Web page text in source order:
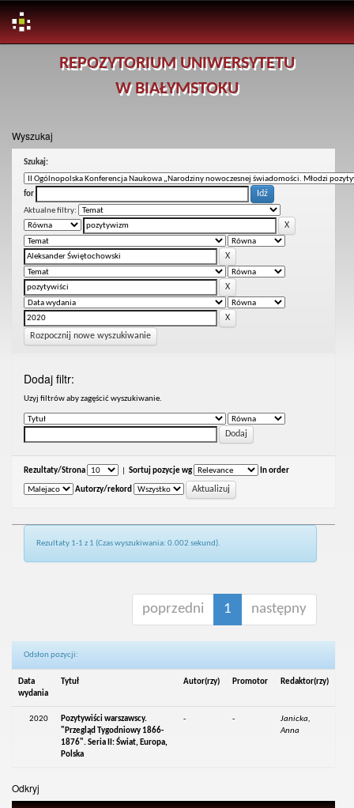
REPOZYTORIUM UNIWERSYTETU
W BIAŁYMSTOKU
Wyszukaj
Szukaj:
for
Aktualne filtry:
Rozpocznij nowe wyszukiwanie
Dodaj filtr:
Uzyj filtrów aby zagęścić wyszukiwanie.
Rezultaty/Strona Sortuj pozycje wg In order
Autorzy/rekord
Rezultaty 1-1 z 1 (Czas wyszukiwania: 0.002 sekund).
poprzedni 1 następny
Odsłon pozycji:
Data
wydania
Tytuł Autor(rzy) Promotor Redaktor(rzy)
2020
Pozytywiści warszawscy.
"Przegląd Tygodniowy 1866-
1876". Seria II: Świat, Europa,
Polska
- -
Janicka,
Anna
Odkryj